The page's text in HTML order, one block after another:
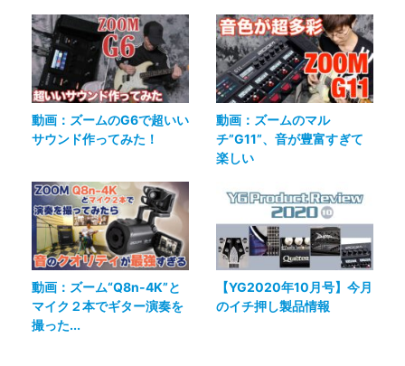
動画：ズームのG6で超いい
サウンド作ってみた！
動画：ズームのマル
チ”G11”、音が豊富すぎて
楽しい
動画：ズーム“Q8n-4K”と
マイク２本でギター演奏を
撮った...
【YG2020年10月号】今月
のイチ押し製品情報